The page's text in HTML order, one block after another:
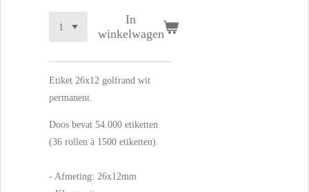
In
winkelwagen
Etiket 26x12 golfrand wit
permanent.
Doos bevat 54.000 etiketten
(36 rollen à 1500 etiketten).
- Afmeting: 26x12mm